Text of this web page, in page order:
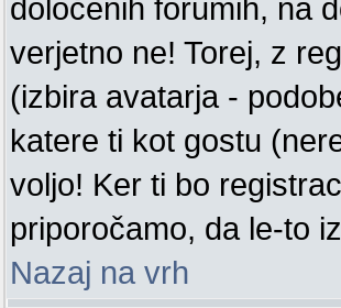
določenih forumih, na
verjetno ne! Torej, z
(izbira avatarja -
katere ti kot gostu
voljo! Ker ti bo
priporočamo, da le-to
Nazaj na vrh